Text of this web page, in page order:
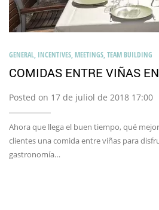
GENERAL, INCENTIVES,MEETINGS,TEAM BUILDING
COMIDAS ENTRE VIÑAS
Posted on 17 de juliol de 2018 17:00
Ahora que llega el buen tiempo, qué
clientes una comida entre viñas para
gastronomía…